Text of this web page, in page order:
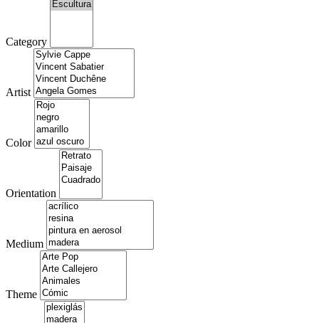
Category
Artist
Color
Orientation
Medium
Theme